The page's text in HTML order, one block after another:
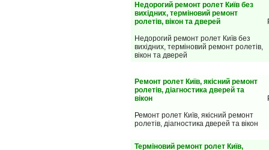
Недорогий ремонт ролет Київ без
вихідних, терміновий ремонт
ролетів, вікон та дверей
Недорогий ремонт ролет Київ без
вихідних, терміновий ремонт ролетів,
вікон та дверей
Ремонт ролет Київ, якісний ремонт
ролетів, діагностика дверей та
вікон
Ремонт ролет Київ, якісний ремонт
ролетів, діагностика дверей та вікон
Терміновий ремонт ролет Київ,